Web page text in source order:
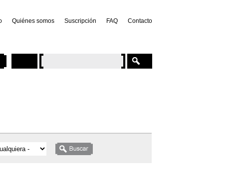
Quiénes somos Suscripción FAQ Contacto